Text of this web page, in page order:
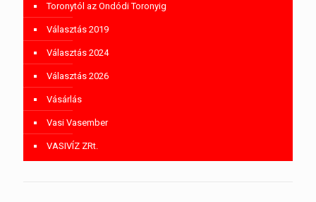
Toronytól az Ondódi Toronyig
Választás 2019
Választás 2024
Választás 2026
Vásárlás
Vasi Vasember
VASIVÍZ ZRt.